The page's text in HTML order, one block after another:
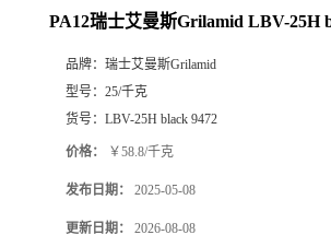
PA12瑞士艾曼斯Grilamid LBV-25H
品牌： 瑞士艾曼斯Grilamid
型号： 25/千克
货号： LBV-25H black 9472
价格： ￥58.8/千克
发布日期： 2025-05-08
更新日期： 2026-08-08